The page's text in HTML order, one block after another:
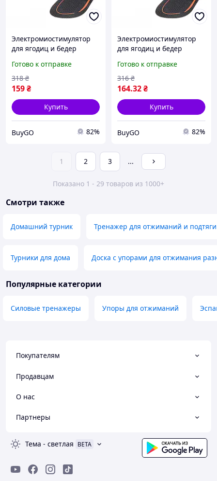
Электромиостимулятор
для ягодиц и бедер
подтягивания мышц и
улучшения формы
Готово к отправке
159₴
318 ₴
Купить
BuyGO 82%
Электромиостимулятор
для ягодиц и бедер
подтягивания мышц и
улучшения формы
Готово к отправке
164.32₴
316 ₴
Купить
BuyGO 82%
1 2 3 ...
Показано 1 - 29 товаров из 1000+
Смотри также
Домашний турник Тренажер для отжиманий и
Турники для дома Доска с упорами для отжимания
Популярные категории
Силовые тренажеры Упоры для отжиманий
Покупателям
Продавцам
О нас
Партнеры
Тема - светлая BETA